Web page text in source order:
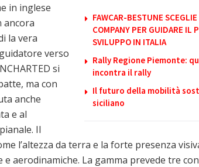
FAWCAR-BESTUNE
COMPANY PER GUIDARE IL
SVILUPPO IN ITALIA
Rally Regione Piemonte:
incontra il rally
Il futuro della mobilità
siciliano
in inglese
ancora
la vera
verso
si
ma con
anche
e al
Il
l’altezza da terra e la forte presenza
aerodinamiche. La gamma prevede tre